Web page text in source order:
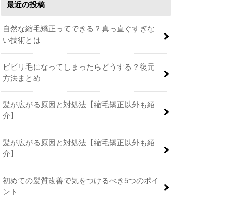
最近の投稿
自然な縮毛矯正ってできる？真っ直ぐすぎな
い技術とは
ビビリ毛になってしまったらどうする？復元
方法まとめ
髪が広がる原因と対処法【縮毛矯正以外も紹
介】
髪が広がる原因と対処法【縮毛矯正以外も紹
介】
初めての髪質改善で気をつけるべき5つのポイ
ント